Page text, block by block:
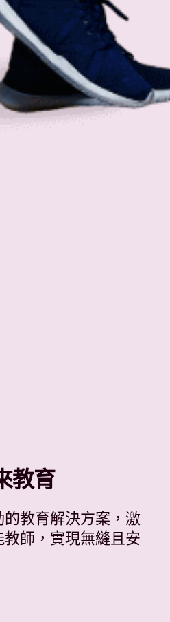
教育
教育解決方案，激
師，實現無縫且安